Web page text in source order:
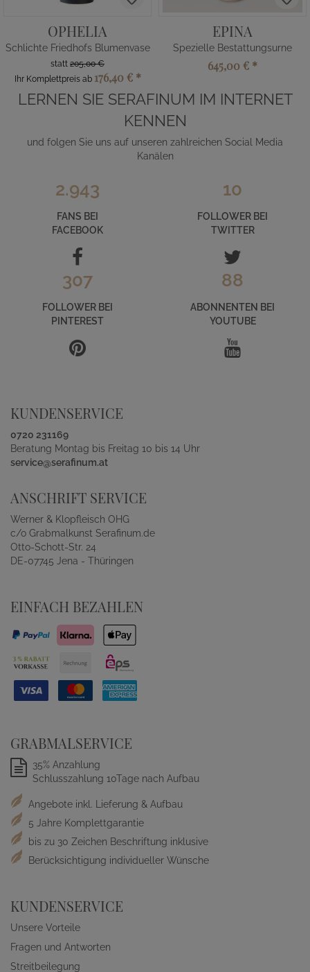
OPHELIA
Schlichte Friedhofs Blumenvase
statt 205,00 €
Ihr Komplettpreis ab 176,40 € *
EPINA
Spezielle Bestattungsurne
645,00 € *
LERNEN SIE SERAFINUM IM INTERNET
KENNEN
und folgen Sie uns auf unseren zahlreichen Social Media
Kanälen
2.943
FANS BEI
FACEBOOK
10
FOLLOWER BEI
TWITTER
307
FOLLOWER BEI
PINTEREST
88
ABONNENTEN BEI
YOUTUBE
KUNDENSERVICE
0720 231169
Beratung Montag bis Freitag 10 bis 14 Uhr
service@serafinum.at
ANSCHRIFT SERVICE
Werner & Klopfleisch OHG
c/o Grabmalkunst Serafinum.de
Otto-Schott-Str. 24
DE-07745 Jena - Thüringen
EINFACH BEZAHLEN
GRABMALSERVICE
35% Anzahlung
Schlusszahlung 10Tage nach Aufbau
Angebote inkl. Lieferung & Aufbau
5 Jahre Komplettgarantie
bis zu 30 Zeichen Beschriftung inklusive
Berücksichtigung individueller Wünsche
KUNDENSERVICE
Unsere Vorteile
Fragen und Antworten
Streitbeilegung